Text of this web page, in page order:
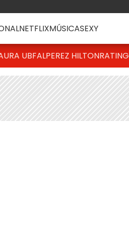
NETFLIXMÚSICASEXY
UBFALPEREZ HILTONRATING